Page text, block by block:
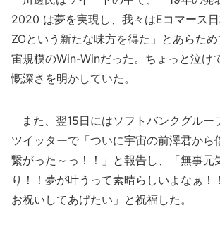
2020 は夢を実現し、我々はEコマース
ZOという新たな味方を得た」とあらた
宙規模のWin-Winだった。ちょっと泣け
慨深さを明かしていた。
また、翌15日にはソフトバンクグルー
ツイッターで「ついに宇宙の前澤君から
繋がった～っ！！」と報告し、「無事元
り！！夢が叶うって素晴らしいよなぁ！
お祝いしてあげたい」と祝福した。